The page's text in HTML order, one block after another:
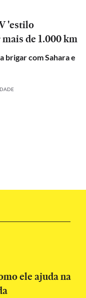
'estilo
de 1.000 km
brigar com Sahara e
ele ajuda na